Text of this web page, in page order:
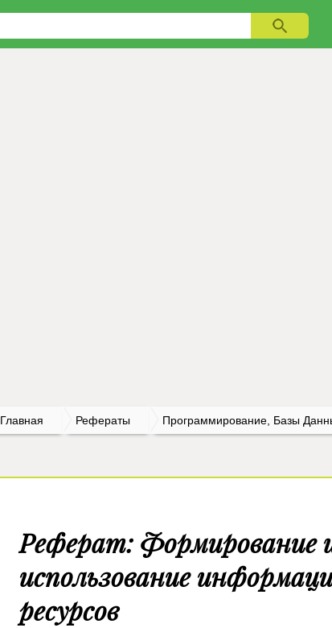
Главная Рефераты Программирование, Базы
Реферат: Формирование
использование
ресурсов